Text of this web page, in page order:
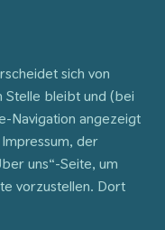
sich von
Stelle bleibt und (bei
Navigation angezeigt
der
uns“-Seite, um
vorzustellen. Dort